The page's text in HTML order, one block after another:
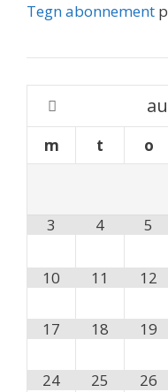
Tegn abonnement
m t o
3 4 5
10 11 12
17 18 19
24 25 26